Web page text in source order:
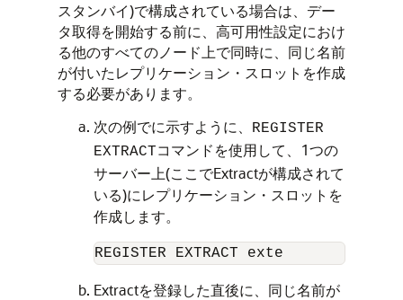
スタンバイ)で構成されている場合は、デー
タ取得を開始する前に、高可用性設定におけ
る他のすべてのノード上で同時に、同じ名前
が付いたレプリケーション・スロットを作成
する必要があります。
次の例でに示すように、
REGISTER
EXTRACTコマンドを使用して、1つの
サーバー上(ここでExtractが構成されて
いる)にレプリケーション・スロットを
作成します。
REGISTER EXTRACT exte
Extractを登録した直後に、同じ名前が